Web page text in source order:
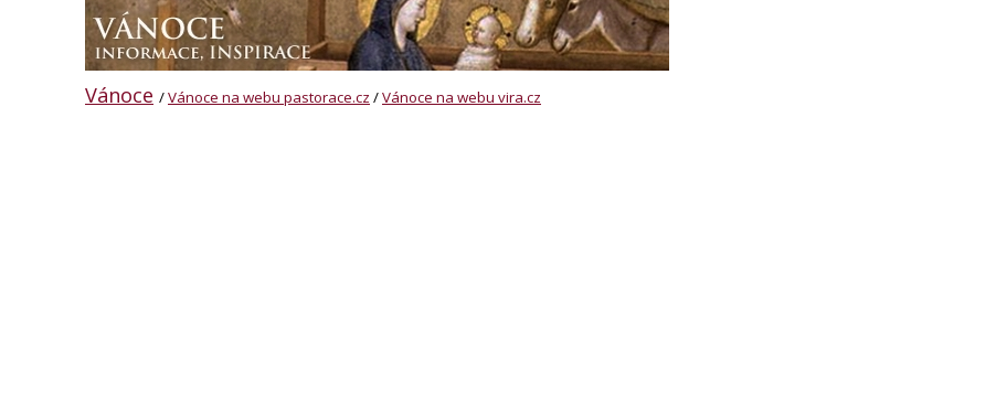
Vánoce /Vánoce na webu pastorace.cz /Vánoce na webu vira.cz